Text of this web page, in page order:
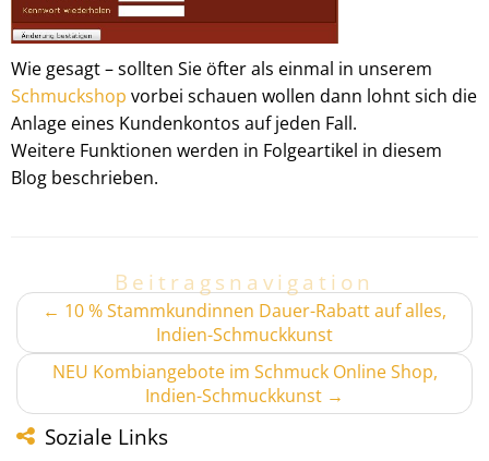
Wie gesagt – sollten Sie öfter als einmal in unserem
Schmuckshop vorbei schauen wollen dann lohnt sich die
Anlage eines Kundenkontos auf jeden Fall.
Weitere Funktionen werden in Folgeartikel in diesem
Blog beschrieben.
Beitragsnavigation
← 10 % Stammkundinnen Dauer-Rabatt auf alles,
Indien-Schmuckkunst
NEU Kombiangebote im Schmuck Online Shop,
Indien-Schmuckkunst →
Soziale Links